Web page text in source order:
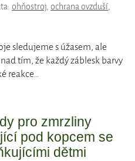
ohňostroj, ochrana ovzduší,
sledujeme s úžasem, ale
tím, že každý záblesk barvy
reakce…
pro zmrzliny
pod kopcem se
dětmi